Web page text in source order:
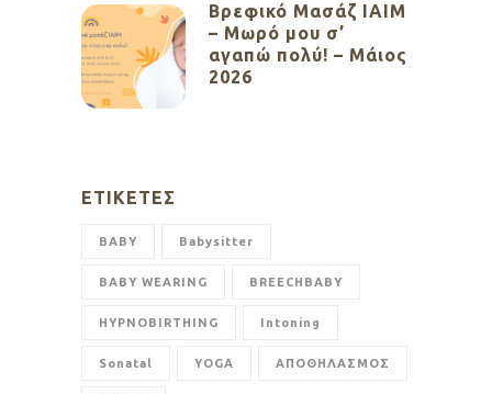
Βρεφικό Μασάζ ΙΑΙΜ
– Μωρό μου σ’
αγαπώ πολύ! – Μάιος
2026
ΕΤΙΚΈΤΕΣ
BABY Babysitter
BABY WEARING BREECHBABY
HYPNOBIRTHING Intoning
Sonatal YOGA ΑΠΟΘΗΛΑΣΜΟΣ